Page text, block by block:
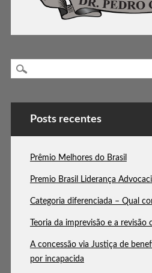
Posts recentes
Prêmio Melhores do Brasil
Premio Brasil Liderança
Categoria diferenciada – Qual
Teoria da imprevisão e a revisão
A concessão via Justiça de
por incapacida